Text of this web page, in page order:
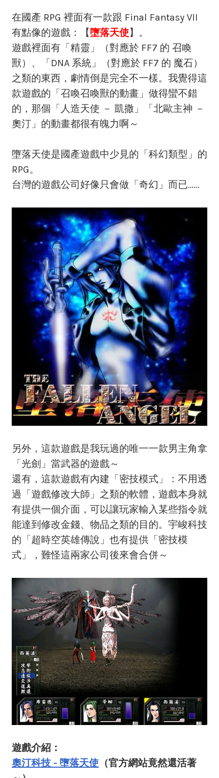
在國產 RPG 裡面有一款跟 Final Fantasy VII
有點像的遊戲：【墮落天使】。
遊戲裡面有「精靈」（對應於 FF7 的 召喚
獸）、「DNA 系統」（對應於 FF7 的 魔石）
之類的東西，劇情倒是完全不一樣。我覺得這
款遊戲的「召喚召喚獸的動畫」做得蠻不錯
的，那個「人造天使 － 凱撒」「北歐主神 －
奧汀」的動畫都很有魄力啊～
墮落天使是國產遊戲中少見的「科幻類型」的
RPG。
台灣的遊戲公司好像只會做「奇幻」而已......
另外，這款遊戲是我玩過的唯一一款男主角拿
「光劍」當武器的遊戲～
還有，這款遊戲有內建「密技模式」：不用透
過「遊戲修改大師」之類的軟體，遊戲本身就
有提供一個介面，可以讓玩家輸入某些指令就
能達到修改金錢、物品之類的目的。宇峻科技
的「超時空英雄傳說」也有提供「密技模
式」，難怪這兩家公司後來會合併～
遊戲介紹：
奧汀科技 - 墮落天使 （官方網站竟然還活著